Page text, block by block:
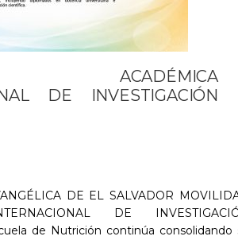
ACADÉMICA
DE INVESTIGACIÓN
DE EL SALVADOR
DE
de Nutrición continúa consolidando